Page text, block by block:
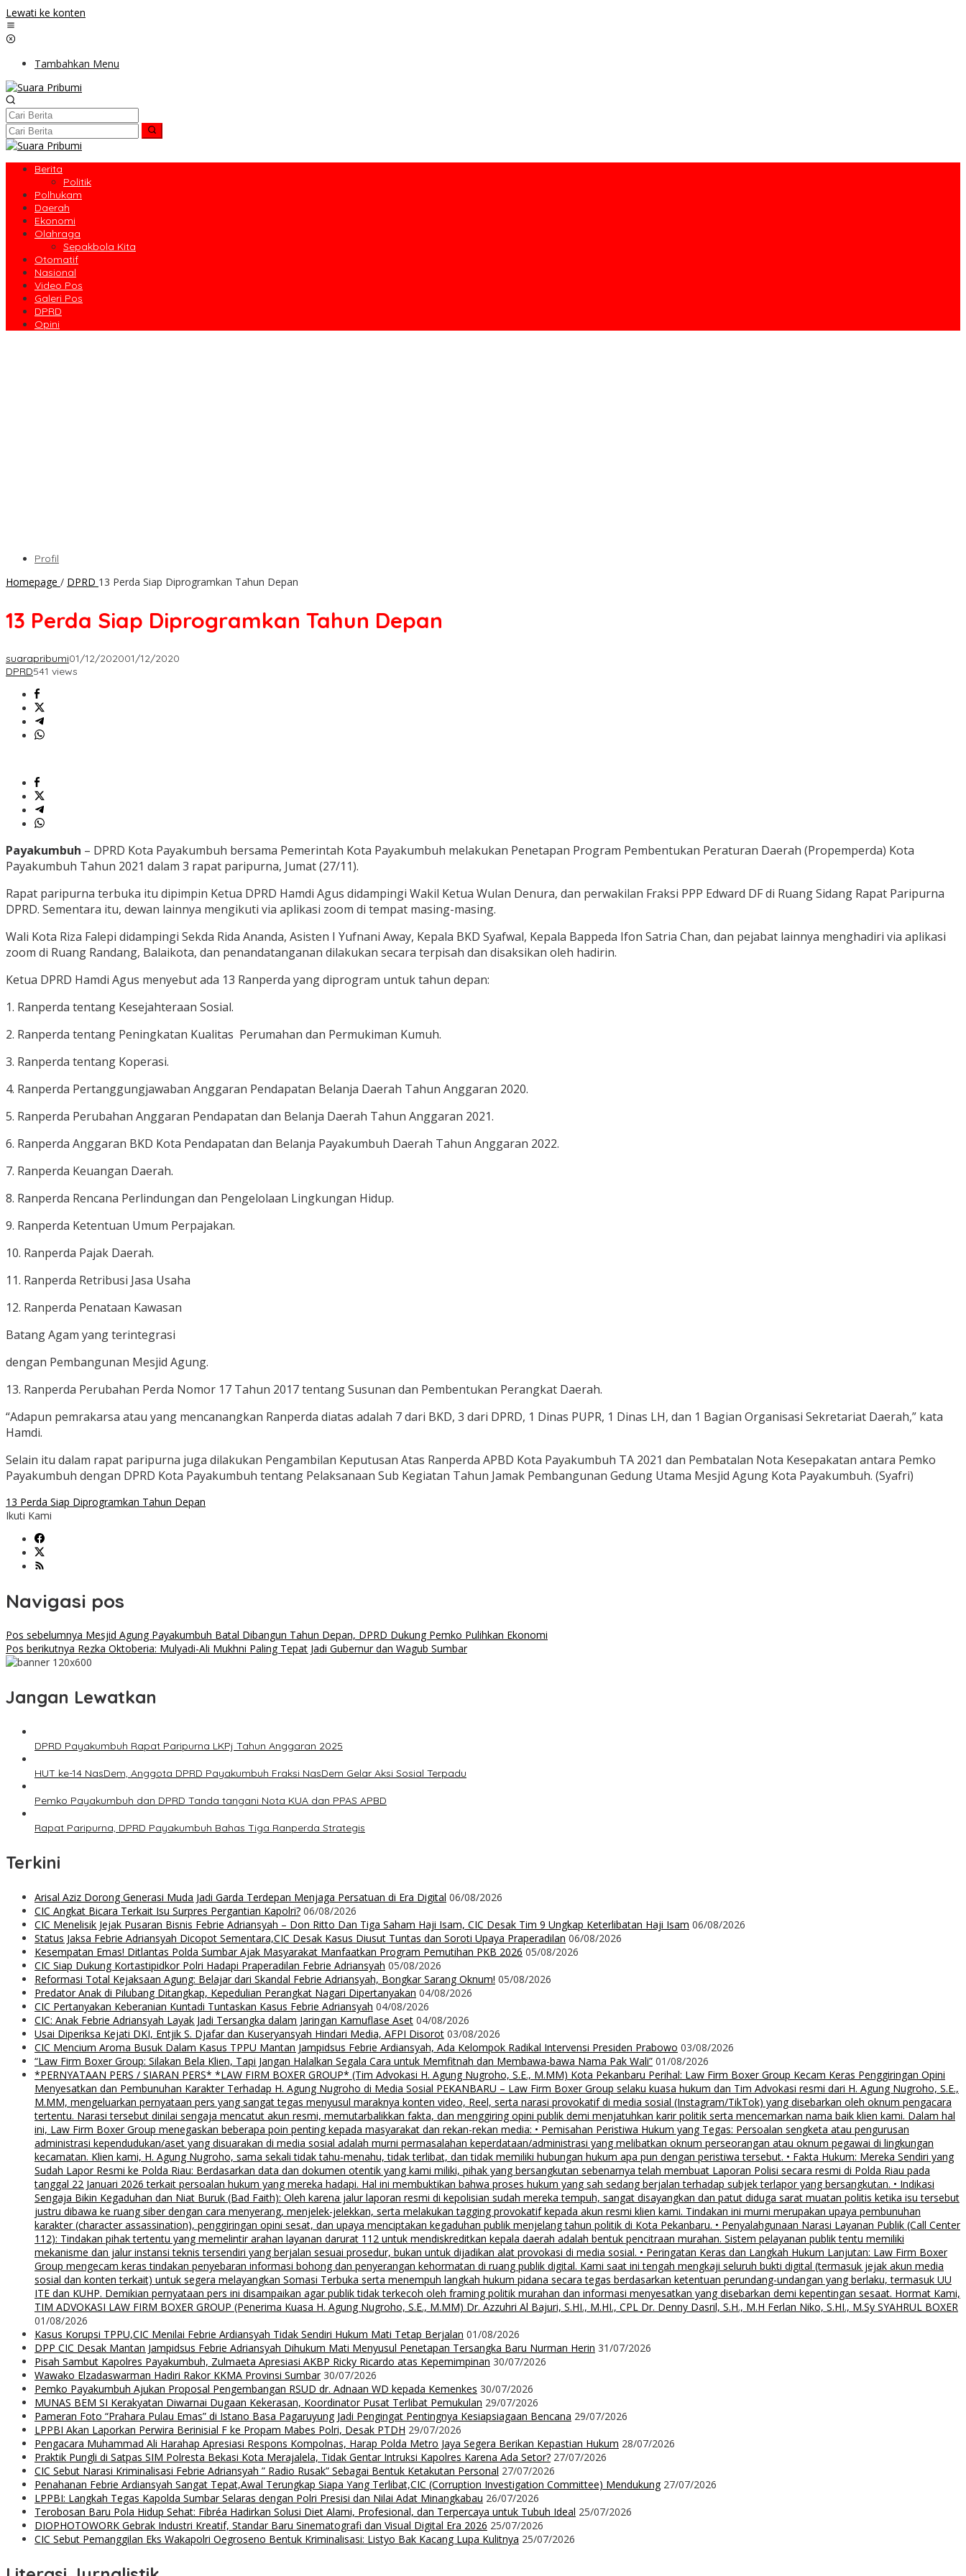
Lewati ke konten
Tambahkan Menu
Berita
Politik
Polhukam
Daerah
Ekonomi
Olahraga
Sepakbola Kita
Otomatif
Nasional
Video Pos
Galeri Pos
DPRD
Opini
Profil
Homepage / DPRD 13 Perda Siap Diprogramkan Tahun Depan
13 Perda Siap Diprogramkan Tahun Depan
suarapribumi01/12/202001/12/2020
DPRD541 views
Payakumbuh – DPRD Kota Payakumbuh bersama Pemerintah Kota Payakumbuh melakukan Penetapan Program Pembentukan Peraturan Daerah (Propemperda) Kota
Payakumbuh Tahun 2021 dalam 3 rapat paripurna, Jumat (27/11).
Rapat paripurna terbuka itu dipimpin Ketua DPRD Hamdi Agus didampingi Wakil Ketua Wulan Denura, dan perwakilan Fraksi PPP Edward DF di Ruang Sidang Rapat Paripurna
DPRD. Sementara itu, dewan lainnya mengikuti via aplikasi zoom di tempat masing-masing.
Wali Kota Riza Falepi didampingi Sekda Rida Ananda, Asisten I Yufnani Away, Kepala BKD Syafwal, Kepala Bappeda Ifon Satria Chan, dan pejabat lainnya menghadiri via aplikasi
zoom di Ruang Randang, Balaikota, dan penandatanganan dilakukan secara terpisah dan disaksikan oleh hadirin.
Ketua DPRD Hamdi Agus menyebut ada 13 Ranperda yang diprogram untuk tahun depan:
1. Ranperda tentang Kesejahteraan Sosial.
2. Ranperda tentang Peningkatan Kualitas Perumahan dan Permukiman Kumuh.
3. Ranperda tentang Koperasi.
4. Ranperda Pertanggungjawaban Anggaran Pendapatan Belanja Daerah Tahun Anggaran 2020.
5. Ranperda Perubahan Anggaran Pendapatan dan Belanja Daerah Tahun Anggaran 2021.
6. Ranperda Anggaran BKD Kota Pendapatan dan Belanja Payakumbuh Daerah Tahun Anggaran 2022.
7. Ranperda Keuangan Daerah.
8. Ranperda Rencana Perlindungan dan Pengelolaan Lingkungan Hidup.
9. Ranperda Ketentuan Umum Perpajakan.
10. Ranperda Pajak Daerah.
11. Ranperda Retribusi Jasa Usaha
12. Ranperda Penataan Kawasan
Batang Agam yang terintegrasi
dengan Pembangunan Mesjid Agung.
13. Ranperda Perubahan Perda Nomor 17 Tahun 2017 tentang Susunan dan Pembentukan Perangkat Daerah.
“Adapun pemrakarsa atau yang mencanangkan Ranperda diatas adalah 7 dari BKD, 3 dari DPRD, 1 Dinas PUPR, 1 Dinas LH, dan 1 Bagian Organisasi Sekretariat Daerah,” kata
Hamdi.
Selain itu dalam rapat paripurna juga dilakukan Pengambilan Keputusan Atas Ranperda APBD Kota Payakumbuh TA 2021 dan Pembatalan Nota Kesepakatan antara Pemko
Payakumbuh dengan DPRD Kota Payakumbuh tentang Pelaksanaan Sub Kegiatan Tahun Jamak Pembangunan Gedung Utama Mesjid Agung Kota Payakumbuh. (Syafri)
13 Perda Siap Diprogramkan Tahun Depan
Ikuti Kami
Navigasi pos
Pos sebelumnya Mesjid Agung Payakumbuh Batal Dibangun Tahun Depan, DPRD Dukung Pemko Pulihkan Ekonomi
Pos berikutnya Rezka Oktoberia: Mulyadi-Ali Mukhni Paling Tepat Jadi Gubernur dan Wagub Sumbar
Jangan Lewatkan
DPRD Payakumbuh Rapat Paripurna LKPj Tahun Anggaran 2025
HUT ke-14 NasDem, Anggota DPRD Payakumbuh Fraksi NasDem Gelar Aksi Sosial Terpadu
Pemko Payakumbuh dan DPRD Tanda tangani Nota KUA dan PPAS APBD
Rapat Paripurna, DPRD Payakumbuh Bahas Tiga Ranperda Strategis
Terkini
Arisal Aziz Dorong Generasi Muda Jadi Garda Terdepan Menjaga Persatuan di Era Digital 06/08/2026
CIC Angkat Bicara Terkait Isu Surpres Pergantian Kapolri? 06/08/2026
CIC Menelisik Jejak Pusaran Bisnis Febrie Adriansyah – Don Ritto Dan Tiga Saham Haji Isam, CIC Desak Tim 9 Ungkap Keterlibatan Haji Isam 06/08/2026
Status Jaksa Febrie Adriansyah Dicopot Sementara,CIC Desak Kasus Diusut Tuntas dan Soroti Upaya Praperadilan 06/08/2026
Kesempatan Emas! Ditlantas Polda Sumbar Ajak Masyarakat Manfaatkan Program Pemutihan PKB 2026 05/08/2026
CIC Siap Dukung Kortastipidkor Polri Hadapi Praperadilan Febrie Adriansyah 05/08/2026
Reformasi Total Kejaksaan Agung: Belajar dari Skandal Febrie Adriansyah, Bongkar Sarang Oknum! 05/08/2026
Predator Anak di Pilubang Ditangkap, Kepedulian Perangkat Nagari Dipertanyakan 04/08/2026
CIC Pertanyakan Keberanian Kuntadi Tuntaskan Kasus Febrie Adriansyah 04/08/2026
CIC: Anak Febrie Adriansyah Layak Jadi Tersangka dalam Jaringan Kamuflase Aset 04/08/2026
Usai Diperiksa Kejati DKI, Entjik S. Djafar dan Kuseryansyah Hindari Media, AFPI Disorot 03/08/2026
CIC Mencium Aroma Busuk Dalam Kasus TPPU Mantan Jampidsus Febrie Ardiansyah, Ada Kelompok Radikal Intervensi Presiden Prabowo 03/08/2026
“Law Firm Boxer Group: Silakan Bela Klien, Tapi Jangan Halalkan Segala Cara untuk Memfitnah dan Membawa-bawa Nama Pak Wali” 01/08/2026
*PERNYATAAN PERS / SIARAN PERS* *LAW FIRM BOXER GROUP* (Tim Advokasi H. Agung Nugroho, S.E., M.MM) Kota Pekanbaru Perihal: Law Firm Boxer Group Kecam Keras Penggiringan Opini
Menyesatkan dan Pembunuhan Karakter Terhadap H. Agung Nugroho di Media Sosial PEKANBARU – Law Firm Boxer Group selaku kuasa hukum dan Tim Advokasi resmi dari H. Agung Nugroho, S.E.,
M.MM, mengeluarkan pernyataan pers yang sangat tegas menyusul maraknya konten video, Reel, serta narasi provokatif di media sosial (Instagram/TikTok) yang disebarkan oleh oknum pengacara
tertentu. Narasi tersebut dinilai sengaja mencatut akun resmi, memutarbalikkan fakta, dan menggiring opini publik demi menjatuhkan karir politik serta mencemarkan nama baik klien kami. Dalam hal
ini, Law Firm Boxer Group menegaskan beberapa poin penting kepada masyarakat dan rekan-rekan media: • Pemisahan Peristiwa Hukum yang Tegas: Persoalan sengketa atau pengurusan
administrasi kependudukan/aset yang disuarakan di media sosial adalah murni permasalahan keperdataan/administrasi yang melibatkan oknum perseorangan atau oknum pegawai di lingkungan
kecamatan. Klien kami, H. Agung Nugroho, sama sekali tidak tahu-menahu, tidak terlibat, dan tidak memiliki hubungan hukum apa pun dengan peristiwa tersebut. • Fakta Hukum: Mereka Sendiri yang
Sudah Lapor Resmi ke Polda Riau: Berdasarkan data dan dokumen otentik yang kami miliki, pihak yang bersangkutan sebenarnya telah membuat Laporan Polisi secara resmi di Polda Riau pada
tanggal 22 Januari 2026 terkait persoalan hukum yang mereka hadapi. Hal ini membuktikan bahwa proses hukum yang sah sedang berjalan terhadap subjek terlapor yang bersangkutan. • Indikasi
Sengaja Bikin Kegaduhan dan Niat Buruk (Bad Faith): Oleh karena jalur laporan resmi di kepolisian sudah mereka tempuh, sangat disayangkan dan patut diduga sarat muatan politis ketika isu tersebut
justru dibawa ke ruang siber dengan cara menyerang, menjelek-jelekkan, serta melakukan tagging provokatif kepada akun resmi klien kami. Tindakan ini murni merupakan upaya pembunuhan
karakter (character assassination), penggiringan opini sesat, dan upaya menciptakan kegaduhan publik menjelang tahun politik di Kota Pekanbaru. • Penyalahgunaan Narasi Layanan Publik (Call Center
112): Tindakan pihak tertentu yang memelintir arahan layanan darurat 112 untuk mendiskreditkan kepala daerah adalah bentuk pencitraan murahan. Sistem pelayanan publik tentu memiliki
mekanisme dan jalur instansi teknis tersendiri yang berjalan sesuai prosedur, bukan untuk dijadikan alat provokasi di media sosial. • Peringatan Keras dan Langkah Hukum Lanjutan: Law Firm Boxer
Group mengecam keras tindakan penyebaran informasi bohong dan penyerangan kehormatan di ruang publik digital. Kami saat ini tengah mengkaji seluruh bukti digital (termasuk jejak akun media
sosial dan konten terkait) untuk segera melayangkan Somasi Terbuka serta menempuh langkah hukum pidana secara tegas berdasarkan ketentuan perundang-undangan yang berlaku, termasuk UU
ITE dan KUHP. Demikian pernyataan pers ini disampaikan agar publik tidak terkecoh oleh framing politik murahan dan informasi menyesatkan yang disebarkan demi kepentingan sesaat. Hormat Kami,
TIM ADVOKASI LAW FIRM BOXER GROUP (Penerima Kuasa H. Agung Nugroho, S.E., M.MM) Dr. Azzuhri Al Bajuri, S.HI., M.HI., CPL Dr. Denny Dasril, S.H., M.H Ferlan Niko, S.HI., M.Sy SYAHRUL BOXER
01/08/2026
Kasus Korupsi TPPU,CIC Menilai Febrie Ardiansyah Tidak Sendiri Hukum Mati Tetap Berjalan 01/08/2026
DPP CIC Desak Mantan Jampidsus Febrie Adriansyah Dihukum Mati Menyusul Penetapan Tersangka Baru Nurman Herin 31/07/2026
Pisah Sambut Kapolres Payakumbuh, Zulmaeta Apresiasi AKBP Ricky Ricardo atas Kepemimpinan 30/07/2026
Wawako Elzadaswarman Hadiri Rakor KKMA Provinsi Sumbar 30/07/2026
Pemko Payakumbuh Ajukan Proposal Pengembangan RSUD dr. Adnaan WD kepada Kemenkes 30/07/2026
MUNAS BEM SI Kerakyatan Diwarnai Dugaan Kekerasan, Koordinator Pusat Terlibat Pemukulan 29/07/2026
Pameran Foto “Prahara Pulau Emas” di Istano Basa Pagaruyung Jadi Pengingat Pentingnya Kesiapsiagaan Bencana 29/07/2026
LPPBI Akan Laporkan Perwira Berinisial F ke Propam Mabes Polri, Desak PTDH 29/07/2026
Pengacara Muhammad Ali Harahap Apresiasi Respons Kompolnas, Harap Polda Metro Jaya Segera Berikan Kepastian Hukum 28/07/2026
Praktik Pungli di Satpas SIM Polresta Bekasi Kota Merajalela, Tidak Gentar Intruksi Kapolres Karena Ada Setor? 27/07/2026
CIC Sebut Narasi Kriminalisasi Febrie Adriansyah ” Radio Rusak” Sebagai Bentuk Ketakutan Personal 27/07/2026
Penahanan Febrie Ardiansyah Sangat Tepat,Awal Terungkap Siapa Yang Terlibat,CIC (Corruption Investigation Committee) Mendukung 27/07/2026
LPPBI: Langkah Tegas Kapolda Sumbar Selaras dengan Polri Presisi dan Nilai Adat Minangkabau 26/07/2026
Terobosan Baru Pola Hidup Sehat: Fibréa Hadirkan Solusi Diet Alami, Profesional, dan Terpercaya untuk Tubuh Ideal 25/07/2026
DIOPHOTOWORK Gebrak Industri Kreatif, Standar Baru Sinematografi dan Visual Digital Era 2026 25/07/2026
CIC Sebut Pemanggilan Eks Wakapolri Oegroseno Bentuk Kriminalisasi: Listyo Bak Kacang Lupa Kulitnya 25/07/2026